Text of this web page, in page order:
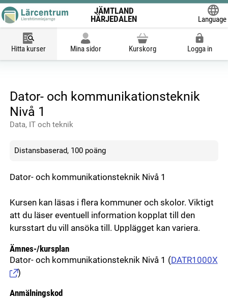
JÄMTLAND
HÄRJEDALEN
Language
Hitta kurser Mina sidor Kurskorg Logga in
Dator- och kommunikationsteknik
Nivå 1
Data, IT och teknik
Distansbaserad, 100 poäng
Dator- och kommunikationsteknik Nivå 1
Kursen kan läsas i flera kommuner och skolor. Viktigt
att du läser eventuell information kopplat till den
kursstart du vill ansöka till. Upplägget kan variera.
Ämnes-/kursplan
Dator- och kommunikationsteknik Nivå 1 (DATR1000X
)
Anmälningskod